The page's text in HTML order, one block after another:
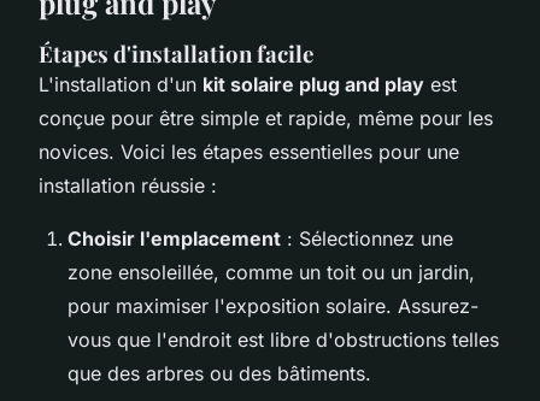
Étapes d'installation facile
L'installation d'un kit solaire plug and play est
conçue pour être simple et rapide, même pour les
novices. Voici les étapes essentielles pour une
installation réussie :
Choisir l'emplacement : Sélectionnez une
zone ensoleillée, comme un toit ou un jardin,
pour maximiser l'exposition solaire. Assurez-
vous que l'endroit est libre d'obstructions telles
que des arbres ou des bâtiments.